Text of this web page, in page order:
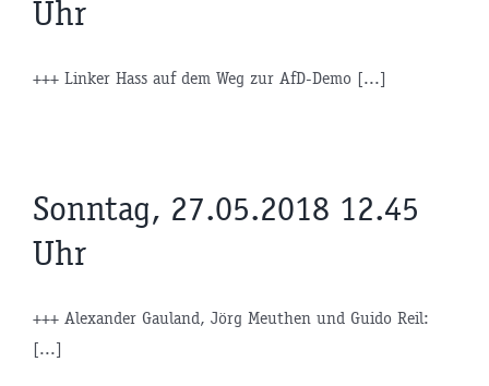
Uhr
+++ Linker Hass auf dem Weg zur AfD-Demo [...]
Sonntag, 27.05.2018 12.45
Uhr
+++ Alexander Gauland, Jörg Meuthen und Guido Reil:
[...]